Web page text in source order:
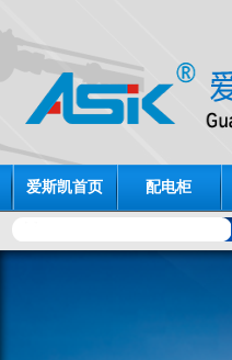
爱斯凯首页 配电柜